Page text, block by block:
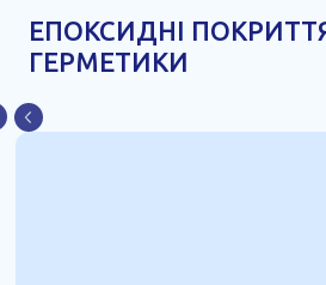
ЕПОКСИДНІ
ГЕРМЕТИКИ